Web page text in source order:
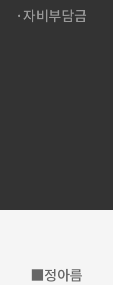
·자비부담금
■정아름